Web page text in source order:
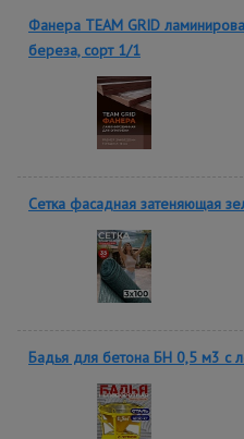
Фанера TEAM GRID
береза, сорт 1/1
Сетка фасадная затеняющая
Бадья для бетона БН 0,5 м3 с